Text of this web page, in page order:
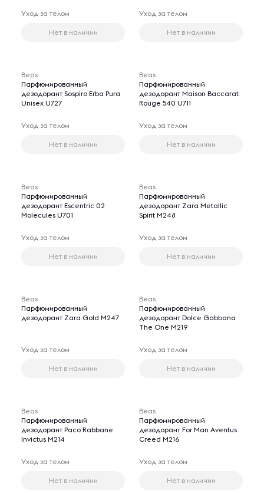
Уход за телом
Нет в наличии
Уход за телом
Нет в наличии
Beas
Парфюмированный
дезодорант Sospiro Erba Pura
Unisex U727
Уход за телом
Нет в наличии
Beas
Парфюмированный
дезодорант Maison Baccarat
Rouge 540 U711
Уход за телом
Нет в наличии
Beas
Парфюмированный
дезодорант Escentric 02
Molecules U701
Уход за телом
Нет в наличии
Beas
Парфюмированный
дезодорант Zara Metallic
Spirit M248
Уход за телом
Нет в наличии
Beas
Парфюмированный
дезодорант Zara Gold M247
Уход за телом
Нет в наличии
Beas
Парфюмированный
дезодорант Dolce Gabbana
The One M219
Уход за телом
Нет в наличии
Beas
Парфюмированный
дезодорант Paco Rabbane
Invictus M214
Уход за телом
Нет в наличии
Beas
Парфюмированный
дезодорант For Man Aventus
Creed M216
Уход за телом
Нет в наличии